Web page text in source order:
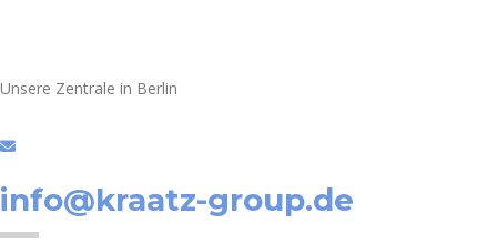
Unsere Zentrale in Berlin
info@kraatz-group.de